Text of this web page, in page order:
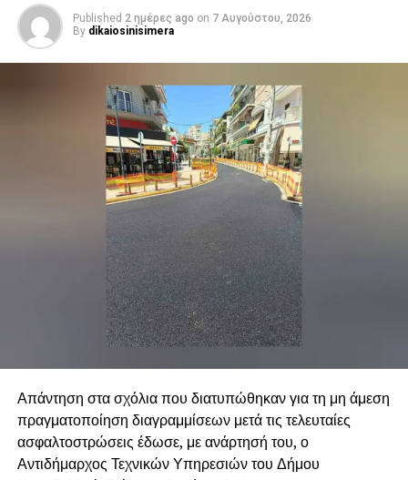
.
Published 2 ημέρες ago on 7 Αυγούστου, 2026
By dikaiosinisimera
Απάντηση στα σχόλια που διατυπώθηκαν για τη μη άμεση
πραγματοποίηση διαγραμμίσεων μετά τις τελευταίες
ασφαλτοστρώσεις έδωσε, με ανάρτησή του, ο
Αντιδήμαρχος Τεχνικών Υπηρεσιών του Δήμου